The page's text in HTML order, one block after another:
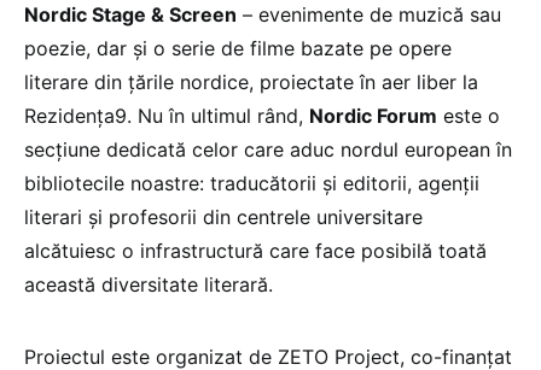
Nordic Stage & Screen – evenimente de muzică sau
poezie, dar și o serie de filme bazate pe opere
literare din țările nordice, proiectate în aer liber la
Rezidența9. Nu în ultimul rând, Nordic Forum este o
secțiune dedicată celor care aduc nordul european în
bibliotecile noastre: traducătorii și editorii, agenții
literari și profesorii din centrele universitare
alcătuiesc o infrastructură care face posibilă toată
această diversitate literară.
Proiectul este organizat de ZETO Project, co-finanțat